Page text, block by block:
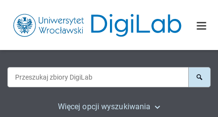
Więcej opcji wyszukiwania